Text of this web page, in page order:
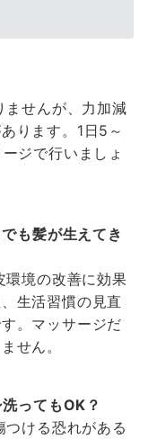
ませんが、力加減
ります。1日5～
ジで行いましょ
も髪が生えてき
環境の改善に効果
生活習慣の見直
。マッサージだ
せん。
ってもOK？
ける恐れがある